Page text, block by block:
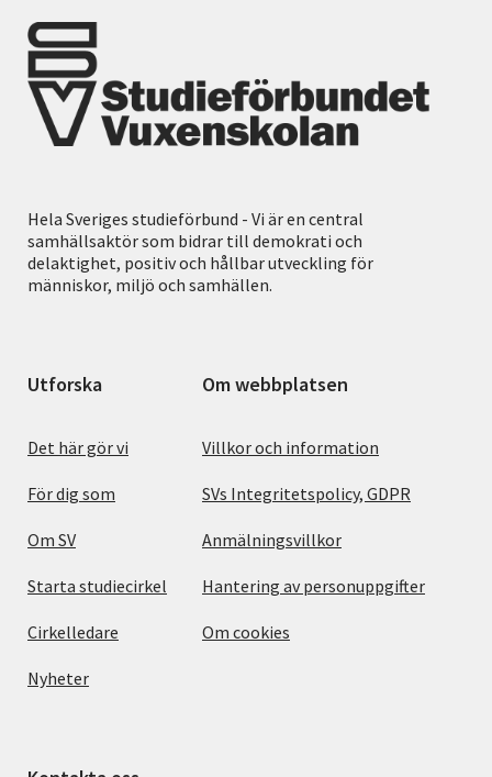
Hela Sveriges studieförbund - Vi är en central
samhällsaktör som bidrar till demokrati och
delaktighet, positiv och hållbar utveckling för
människor, miljö och samhällen.
Utforska
Det här gör vi
För dig som
Om SV
Starta studiecirkel
Cirkelledare
Nyheter
Om webbplatsen
Villkor och information
SVs Integritetspolicy, GDPR
Anmälningsvillkor
Hantering av personuppgifter
Om cookies